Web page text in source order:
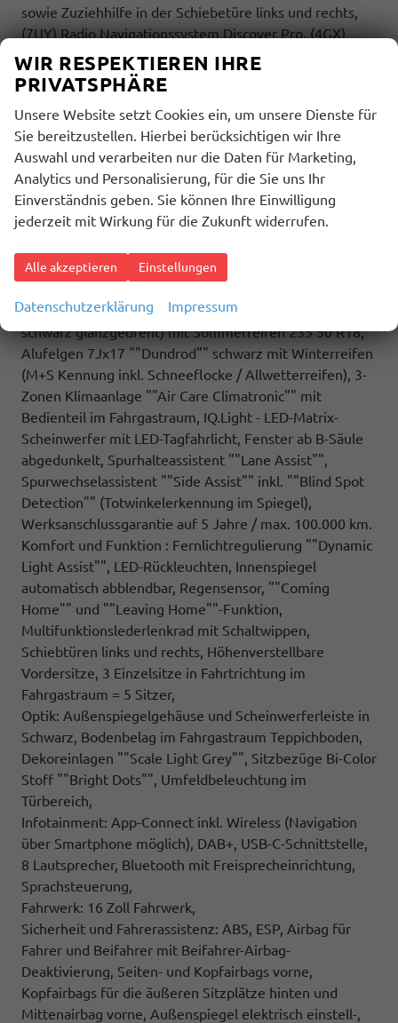
sowie Zuziehhilfe in der Schiebetüre links und rechts,
(7UY) Radio Navigationssystem Discover Pro, (4GX)
Frontscheibe beheizbar und geräuschdämmend, (7J2)
Digitalcockpit Pro, (9IJ) Mobiltelefonschnittstelle
elektrisch öffnend und schließend, (6I6) Travelassistent,
(2H5) Fahrprofilauswahl, (4K5) Zentralverriegelung
Keyless Advance (schlüsselloses Öffnen und Starten),
(7AL) Diebstahlwarnanlage, (7VL)
Warmwasserstandheizung im Fahrerhaus inkl.
Funkfernbedienung.
an Fahrzeugseite, Fahrzeugheck und im
Leichtmetallräder 7,5J x 18 (Sport Edition Design TN28,
schwarz glanzgedreht) mit Sommerreifen 235 50 R18,
Alufelgen 7Jx17 ""Dundrod"" schwarz mit Winterreifen
(M+S Kennung inkl. Schneeflocke / Allwetterreifen), 3-
Zonen Klimaanlage ""Air Care Climatronic"" mit
Bedienteil im Fahrgastraum, IQ.Light - LED-Matrix-
Scheinwerfer mit LED-Tagfahrlicht, Fenster ab B-Säule
abgedunkelt, Spurhalteassistent ""Lane Assist"",
Spurwechselassistent ""Side Assist"" inkl. ""Blind Spot
Detection"" (Totwinkelerkennung im Spiegel),
Werksanschlussgarantie auf 5 Jahre / max. 100.000 km.
Komfort und Funktion : Fernlichtregulierung ""Dynamic
Light Assist"", LED-Rückleuchten, Innenspiegel
automatisch abblendbar, Regensensor, ""Coming
Home"" und ""Leaving Home""-Funktion,
Multifunktionslederlenkrad mit Schaltwippen,
Schiebtüren links und rechts, Höhenverstellbare
Vordersitze, 3 Einzelsitze in Fahrtrichtung im
Fahrgastraum = 5 Sitzer,
Optik: Außenspiegelgehäuse und Scheinwerferleiste in
Schwarz, Bodenbelag im Fahrgastraum Teppichboden,
Dekoreinlagen ""Scale Light Grey"", Sitzbezüge Bi-Color
Stoff ""Bright Dots"", Umfeldbeleuchtung im
Türbereich,
Infotainment: App-Connect inkl. Wireless (Navigation
über Smartphone möglich), DAB+, USB-C-Schnittstelle,
8 Lautsprecher, Bluetooth mit Freisprecheinrichtung,
Sprachsteuerung,
Fahrwerk: 16 Zoll Fahrwerk,
Sicherheit und Fahrerassistenz: ABS, ESP, Airbag für
Fahrer und Beifahrer mit Beifahrer-Airbag-
Deaktivierung, Seiten- und Kopfairbags vorne,
Kopfairbags für die äußeren Sitzplätze hinten und
Mittenairbag vorne, Außenspiegel elektrisch einstell-,
WIR RESPEKTIEREN IHRE
PRIVATSPHÄRE
Unsere Website setzt Cookies ein, um unsere Dienste für
Sie bereitzustellen. Hierbei berücksichtigen wir Ihre
Auswahl und verarbeiten nur die Daten für Marketing,
Analytics und Personalisierung, für die Sie uns Ihr
Einverständnis geben. Sie können Ihre Einwilligung
jederzeit mit Wirkung für die Zukunft widerrufen.
Alle akzeptieren Einstellungen
Datenschutzerklärung Impressum